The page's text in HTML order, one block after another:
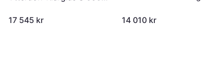
17 545 kr
14 010 kr